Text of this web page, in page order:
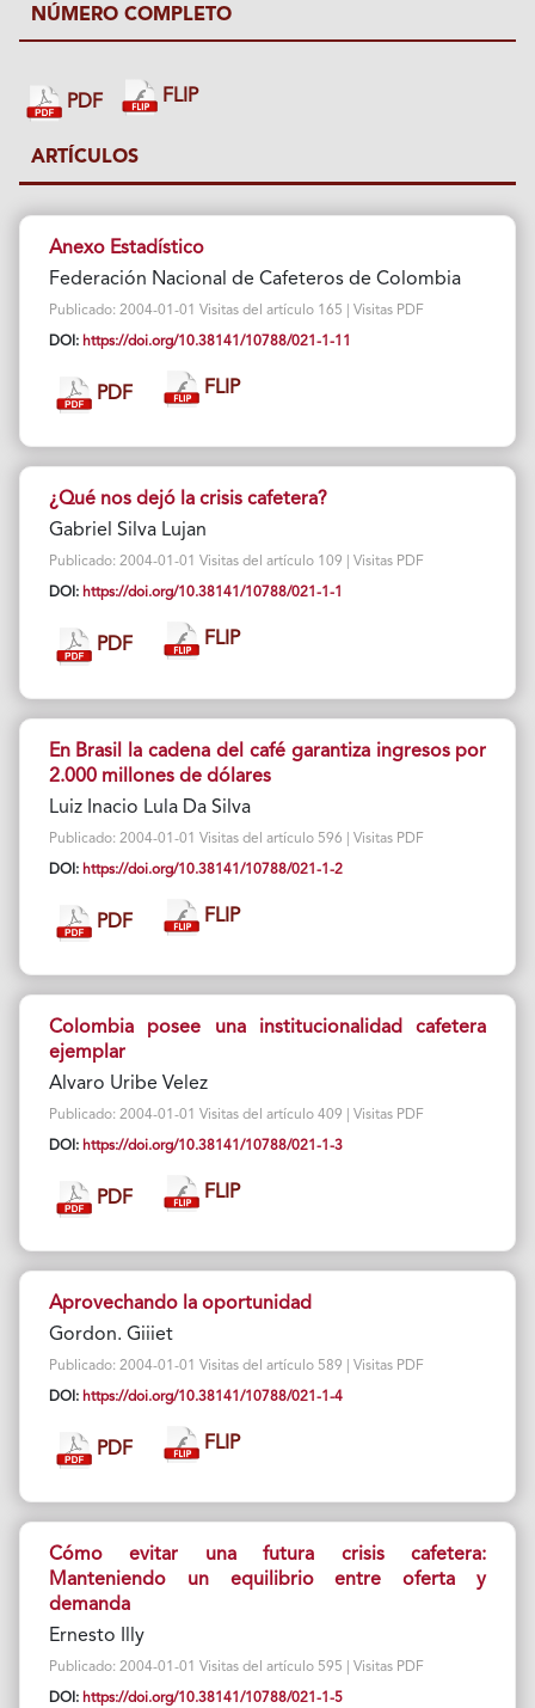
NÚMERO COMPLETO
PDF FLIP
ARTÍCULOS
Anexo Estadístico
Federación Nacional de Cafeteros de Colombia
Publicado: 2004-01-01 Visitas del artículo 165 | Visitas PDF
DOI: https://doi.org/10.38141/10788/021-1-11
PDF FLIP
¿Qué nos dejó la crisis cafetera?
Gabriel Silva Lujan
Publicado: 2004-01-01 Visitas del artículo 109 | Visitas PDF
DOI: https://doi.org/10.38141/10788/021-1-1
PDF FLIP
En Brasil la cadena del café garantiza ingresos por
2.000 millones de dólares
Luiz Inacio Lula Da Silva
Publicado: 2004-01-01 Visitas del artículo 596 | Visitas PDF
DOI: https://doi.org/10.38141/10788/021-1-2
PDF FLIP
Colombia posee una institucionalidad cafetera
ejemplar
Alvaro Uribe Velez
Publicado: 2004-01-01 Visitas del artículo 409 | Visitas PDF
DOI: https://doi.org/10.38141/10788/021-1-3
PDF FLIP
Aprovechando la oportunidad
Gordon. Giiiet
Publicado: 2004-01-01 Visitas del artículo 589 | Visitas PDF
DOI: https://doi.org/10.38141/10788/021-1-4
PDF FLIP
Cómo evitar una futura crisis cafetera:
Manteniendo un equilibrio entre oferta y
demanda
Ernesto Illy
Publicado: 2004-01-01 Visitas del artículo 595 | Visitas PDF
DOI: https://doi.org/10.38141/10788/021-1-5